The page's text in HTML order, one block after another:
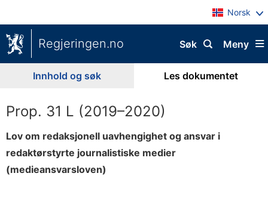
Norsk
Regjeringen.no Meny
Søk
Innhold og søk Les dokumentet
Prop. 31 L (2019–2020)
Lov om redaksjonell uavhengighet og ansvar i
redaktørstyrte journalistiske medier
(medieansvarsloven)